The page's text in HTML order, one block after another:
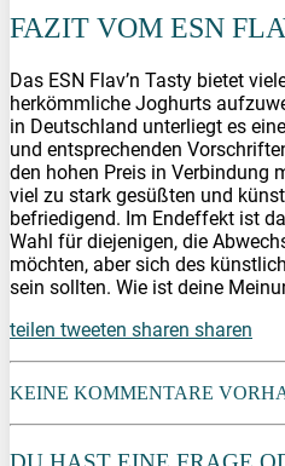
FAZIT VOM ESN
Das ESN Flav’n Tasty bietet
herkömmliche Joghurts
in Deutschland unterliegt es
und entsprechenden
den hohen Preis in Verbindung
viel zu stark gesüßten und
befriedigend. Im Endeffekt ist
Wahl für diejenigen, die
möchten, aber sich des
sein sollten. Wie ist deine
teilen tweeten sharen sharen
KEINE KOMMENTARE